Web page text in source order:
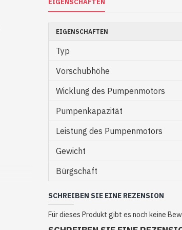
EIGENSCHAFTEN
EIGENSCHAFTEN
Typ
Vorschubhöhe
Wicklung des Pumpenmotors
Pumpenkapazität
Leistung des Pumpenmotors
Gewicht
Bürgschaft
SCHREIBEN SIE EINE REZENSION
Für dieses Produkt gibt es noch keine